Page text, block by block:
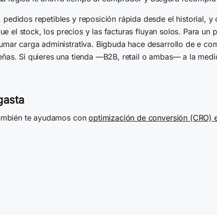
repetibles y reposición rápida desde el historial, y
el stock, los precios y las facturas fluyan solos. Para un
carga administrativa. Bigbuda hace desarrollo de e
Si quieres una tienda —B2B, retail o ambas— a la
te ayudamos conoptimización de conversión (CRO)